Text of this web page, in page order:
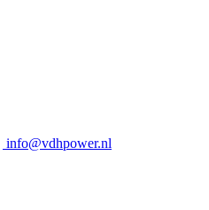
info@vdhpower.nl